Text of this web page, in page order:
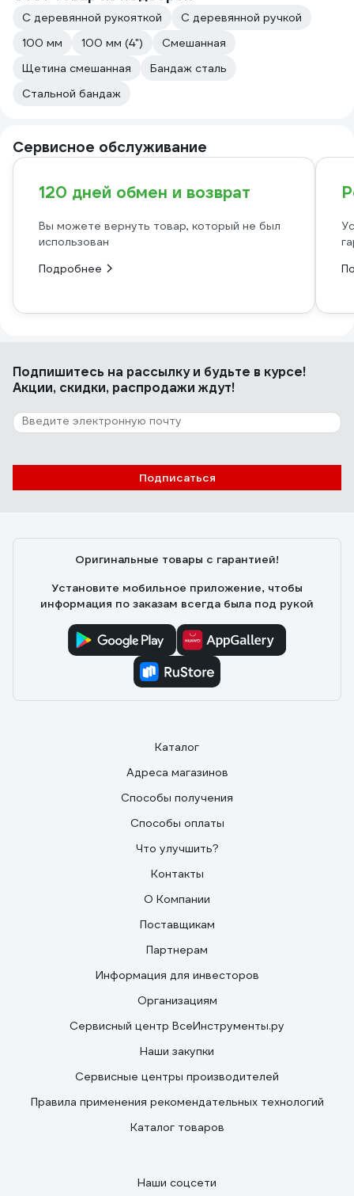
С деревянной рукояткой
С деревянной ручкой
100 мм
100 мм (4")
Смешанная
Щетина смешанная
Бандаж сталь
Стальной бандаж
Сервисное обслуживание
120 дней обмен и возврат
Вы можете вернуть товар, который не был
использован
Подробнее
Подпишитесь на рассылкуи будьте в курсе!
Акции, скидки, распродажи ждут!
Подписаться
Оригинальные товары с гарантией!
Установите мобильное приложение, чтобы
информация по заказам всегда была под рукой
Каталог
Адреса магазинов
Способы получения
Способы оплаты
Что улучшить?
Контакты
О Компании
Поставщикам
Партнерам
Информация для инвесторов
Организациям
Сервисный центр ВсеИнструменты.ру
Наши закупки
Сервисные центры производителей
Правила применения рекомендательных технологий
Каталог товаров
Наши соцсети